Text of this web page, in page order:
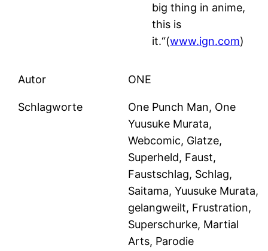
big thing in anime,
this is
it.“(www.ign.com)
Autor ONE
Schlagworte
One Punch Man, One
Yuusuke Murata,
Webcomic, Glatze,
Superheld, Faust,
Faustschlag, Schlag,
Saitama, Yuusuke Murata,
gelangweilt, Frustration,
Superschurke, Martial
Arts, Parodie